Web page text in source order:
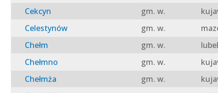
Cekcyn
gm. w.
Celestynów
gm. w.
Chełm
gm. w.
Chełmno
gm. w.
Chełmża
gm. w.